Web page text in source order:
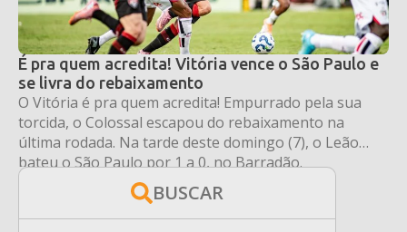
É pra quem acredita! Vitória vence o São Paulo e
se livra do rebaixamento
O Vitória é pra quem acredita! Empurrado pela sua
torcida, o Colossal escapou do rebaixamento na
última rodada. Na tarde deste domingo (7), o Leão
bateu o São Paulo por 1 a 0, no Barradão.
BUSCAR